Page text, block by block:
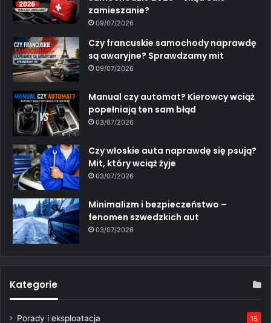
zamieszanie?
09/07/2026
Czy francuskie samochody naprawdę
są awaryjne? Sprawdzamy mit
09/07/2026
Manual czy automat? Kierowcy wciąż
popełniają ten sam błąd
03/07/2026
Czy włoskie auta naprawdę się psują?
Mit, który wciąż żyje
03/07/2026
Minimalizm i bezpieczeństwo –
fenomen szwedzkich aut
03/07/2026
Kategorie
Porady i eksploatacja 15